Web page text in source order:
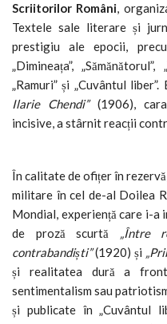
Scriitorilor Români,
Textele sale literare și
prestigiu ale epocii,
„Dimineața”, „Sămănătorul”,
„Ramuri” și „Cuvântul
Ilarie Chendi”(1906),
incisive, a stârnit reacții
În calitate de ofițer în
militare în cel de-al Doilea
Mondial, experiență care i-a
de proză scurtă „Între
contrabandiști”(1920) și
și realitatea dură a
sentimentalism sau
și publicate în „Cuvântul